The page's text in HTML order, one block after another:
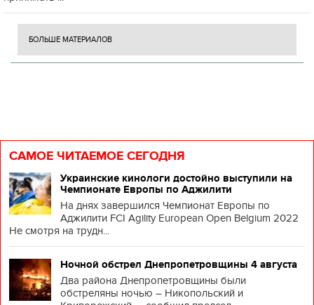
БОЛЬШЕ МАТЕРИАЛОВ
САМОЕ ЧИТАЕМОЕ СЕГОДНЯ
Украинские кинологи достойно выступили на
Чемпионате Европы по Аджилити
На днях завершился Чемпионат Европы по
Аджилити FCI Agility European Open Belgium 2022
Не смотря на трудн...
Ночной обстрел Днепропетровщины 4 августа
Два района Днепропетровщины были
обстреляны ночью – Никопольский и